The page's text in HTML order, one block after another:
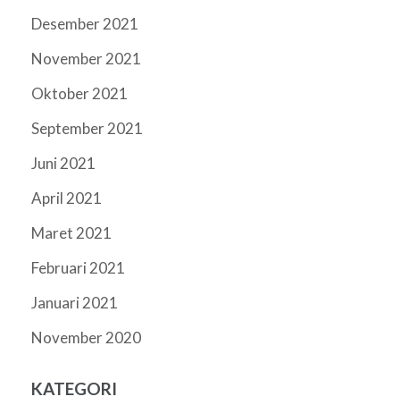
Desember 2021
November 2021
Oktober 2021
September 2021
Juni 2021
April 2021
Maret 2021
Februari 2021
Januari 2021
November 2020
KATEGORI